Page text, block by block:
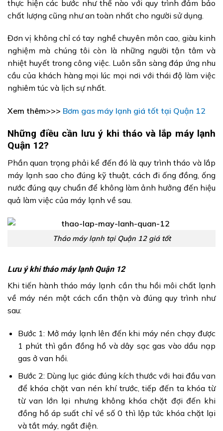
thực hiện các bước như thế nào với quy trình đảm bảo
chất lượng cũng như an toàn nhất cho người sử dụng.
Đơn vị không chỉ có tay nghề chuyên môn cao, giàu kinh
nghiệm mà chúng tôi còn là những người tận tâm và
nhiệt huyết trong công việc. Luôn sẵn sàng đáp ứng nhu
cầu của khách hàng mọi lúc mọi nơi với thái độ làm việc
nghiêm túc và lịch sự nhất.
Xem thêm>>> Bơm gas máy lạnh giá tốt tại Quận 12
Những điều cần lưu ý khi tháo và lắp máy lạnh
Quận 12?
Phần quan trọng phải kể đến đó là quy trình tháo và lắp
máy lạnh sao cho đúng kỹ thuật, cách đi ống đồng, ống
nước đúng quy chuẩn để không làm ảnh hưởng đến hiệu
quả làm việc của máy lạnh về sau.
Tháo máy lạnh tại Quận 12 giá tốt
Lưu ý khi tháo máy lạnh Quận 12
Khi tiến hành tháo máy lạnh cần thu hồi môi chất lạnh
về máy nén một cách cẩn thận và đúng quy trình như
sau:
Bước 1: Mở máy lạnh lên đến khi máy nén chạy được
1 phút thì gắn đồng hồ và dây sạc gas vào dầu nạp
gas ở van hồi.
Bước 2: Dùng lục giác đúng kích thước với hai đầu van
để khóa chặt van nén khí trước, tiếp đến ta khóa từ
từ van lớn lại nhưng không khóa chặt đợi đến khi
đồng hồ áp suất chỉ về số 0 thì lập tức khóa chặt lại
và tắt máy, ngắt điện.